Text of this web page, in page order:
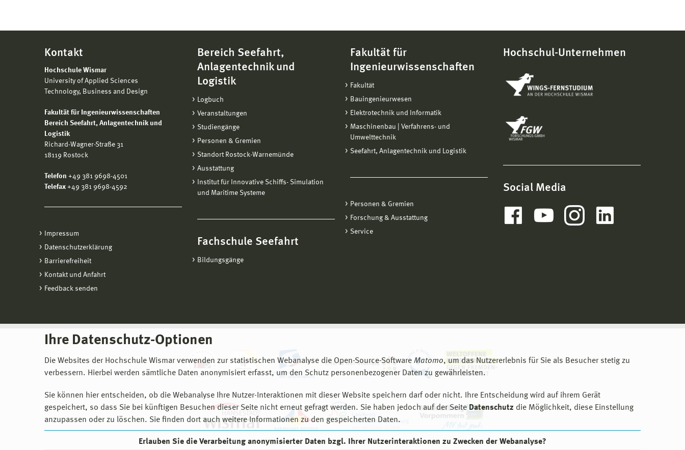
Ihre Datenschutz-Optionen
Die Websites der Hochschule Wismar verwenden zur statistischen Webanalyse die Open-Source-Software Matomo, um das Nutzererlebnis für Sie als Besucher stetig zu
verbessern. Hierbei werden sämtliche Daten anonymisiert erfasst, um den Schutz personenbezogener Daten zu gewährleisten.
Sie können hier entscheiden, ob die Webanalyse Ihre Nutzer-Interaktionen mit dieser Website speichern darf oder nicht. Ihre Entscheidung wird auf ihrem Gerät
gespeichert, so dass Sie bei künftigen Besuchen dieser Seite nicht erneut gefragt werden. Sie haben jedoch auf der Seite Datenschutz die Möglichkeit, diese Einstellung
anzupassen oder zu löschen. Sie finden dort auch weitere Informationen zu den gespeicherten Daten.
Erlauben Sie die Verarbeitung anonymisierter Daten bzgl. Ihrer Nutzerinteraktionen zu Zwecken der Webanalyse?
Kontakt
Hochschule Wismar
University of Applied Sciences
Technology, Business and Design
Fakultät für Ingenieurwissenschaften
Bereich Seefahrt, Anlagentechnik und
Logistik
Richard-Wagner-Straße 31
18119 Rostock
Telefon +49 381 9698-4501
Telefax +49 381 9698-4592
Impressum
Datenschutzerklärung
Barrierefreiheit
Kontakt und Anfahrt
Feedback senden
Bereich Seefahrt,
Anlagentechnik und
Logistik
Logbuch
Veranstaltungen
Studiengänge
Personen & Gremien
Standort Rostock-Warnemünde
Ausstattung
Institut für Innovative Schiffs- Simulation
und Maritime Systeme
Fachschule Seefahrt
Bildungsgänge
Fakultät für
Ingenieurwissenschaften
Fakultät
Bauingenieurwesen
Elektrotechnik und Informatik
Maschinenbau | Verfahrens- und
Umwelttechnik
Seefahrt, Anlagentechnik und Logistik
Personen & Gremien
Forschung & Ausstattung
Service
Hochschul-Unternehmen
Social Media